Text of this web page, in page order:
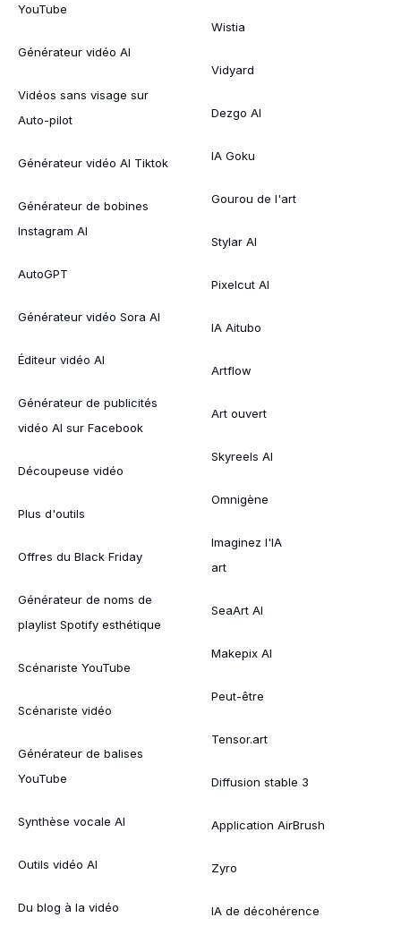
YouTube
Générateur vidéo AI
Vidéos sans visage sur
Auto-pilot
Générateur vidéo AI Tiktok
Générateur de bobines
Instagram AI
AutoGPT
Générateur vidéo Sora AI
Éditeur vidéo AI
Générateur de publicités
vidéo AI sur Facebook
Découpeuse vidéo
Plus d'outils
Offres du Black Friday
Générateur de noms de
playlist Spotify esthétique
Scénariste YouTube
Scénariste vidéo
Générateur de balises
YouTube
Synthèse vocale AI
Outils vidéo AI
Du blog à la vidéo
Wistia
Vidyard
Dezgo AI
IA Goku
Gourou de l'art
Stylar AI
Pixelcut AI
IA Aitubo
Artflow
Art ouvert
Skyreels AI
Omnigène
Imaginez l'IA
art
SeaArt AI
Makepix AI
Peut-être
Tensor.art
Diffusion stable 3
Application AirBrush
Zyro
IA de décohérence